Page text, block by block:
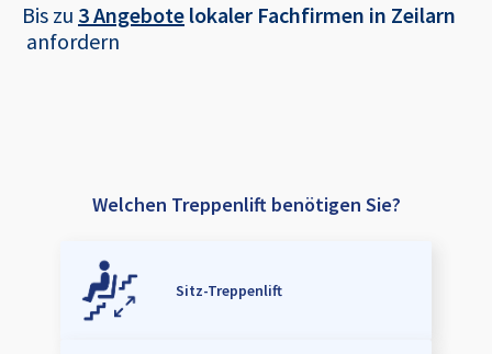
Bis zu 3 Angebote lokaler Fachfirmen in Zeilarn
anfordern
Welchen Treppenlift benötigen Sie?
Sitz-Treppenlift